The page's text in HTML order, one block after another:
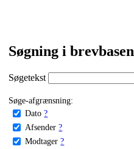
Søgning i brevbasen
Søgetekst
Søge-afgrænsning:
Dato ?
Afsender ?
Modtager ?